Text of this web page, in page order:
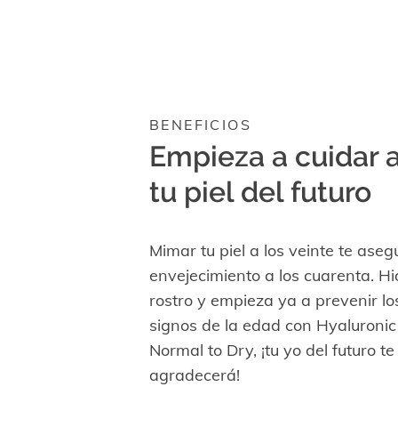
BENEFICIOS
Empieza a cuidar
tu piel del futuro
Mimar tu piel a los veinte te
envejecimiento a los cuarenta.
rostro y empieza ya a prevenir
signos de la edad con
Normal to Dry, ¡tu yo del futuro te
agradecerá!